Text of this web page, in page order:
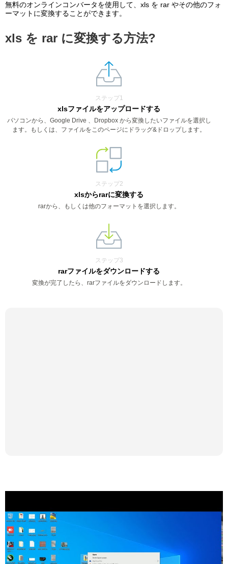
無料のオンラインコンバータを使用して、xls を rar やその他のフォ
ーマットに変換することができます。
xls を rar に変換する方法?
ステップ1
xlsファイルをアップロードする
パソコンから、Google Drive 、Dropbox から変換したいファイルを選択し
ます。もしくは、ファイルをこのページにドラッグ&ドロップします。
ステップ2
xlsからrarに変換する
rarから、もしくは他のフォーマットを選択します。
ステップ3
rarファイルをダウンロードする
変換が完了したら、rarファイルをダウンロードします。